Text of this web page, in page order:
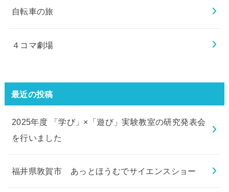
自転車の旅
４コマ劇場
最近の投稿
2025年度 「学び」×「遊び」実験教室の研究発表会
を行いました
福井県敦賀市 あっとほうむでサイエンスショー